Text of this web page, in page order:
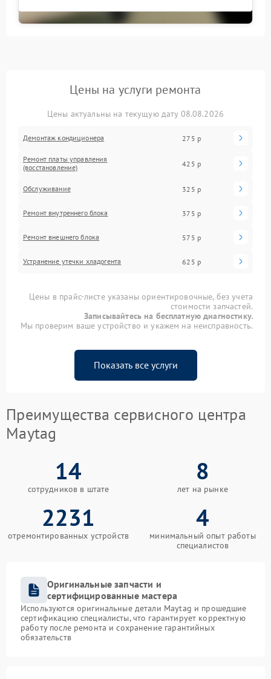
Цены на услуги ремонта
Цены актуальны на текущую дату 08.08.2026
Демонтаж кондиционера 275 р
Ремонт платы управления
(восстановление)
425 р
Обслуживание 325 р
Ремонт внутреннего блока 375 р
Ремонт внешнего блока 575 р
Устранение утечки хладогента 625 р
Цены в прайс-листе указаны ориентировочные, без учета
стоимости запчастей.
Записывайтесь на бесплатную диагностику.
Мы проверим ваше устройство и укажем на неисправность.
Показать все услуги
Преимущества сервисного центра
Maytag
14
сотрудников в штате
8
лет на рынке
2231
отремонтированных устройств
4
минимальный опыт работы
специалистов
Оригинальные запчасти и
сертифицированные мастера
Используются оригинальные детали Maytag и прошедшие
сертификацию специалисты, что гарантирует корректную
работу после ремонта и сохранение гарантийных
обязательств